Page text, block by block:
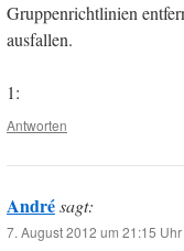
Gruppenrichtlinien
ausfallen.
1:
Antworten
Andrésagt:
7. August 2012 um 21:15 Uhr